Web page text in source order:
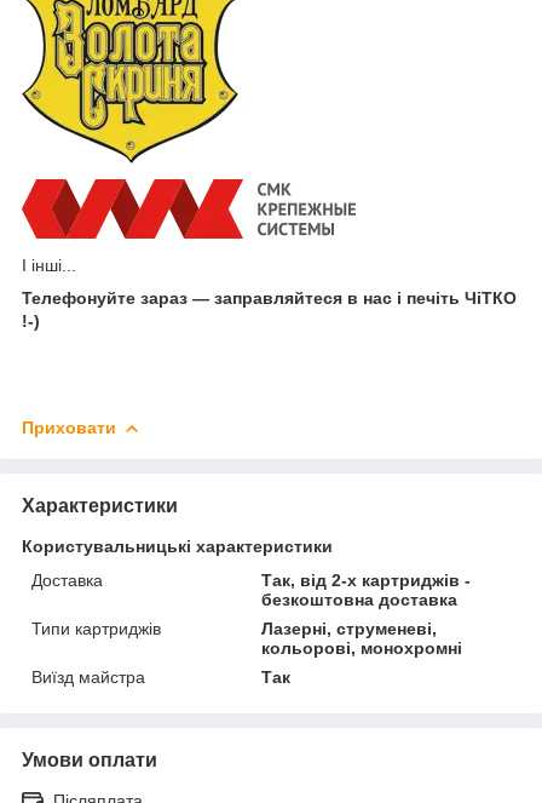
І інші...
Телефонуйте зараз — заправляйтеся в нас і печіть ЧіТКО
!-)
Приховати
Характеристики
Користувальницькі характеристики
Доставка
Так, від 2-х картриджів -
безкоштовна доставка
Типи картриджів
Лазерні, струменеві,
кольорові, монохромні
Виїзд майстра
Так
Умови оплати